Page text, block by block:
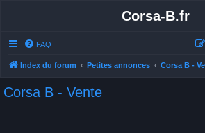
Corsa-B.fr
FAQ
Index du forum Petites annonces Corsa B -
Corsa B - Vente